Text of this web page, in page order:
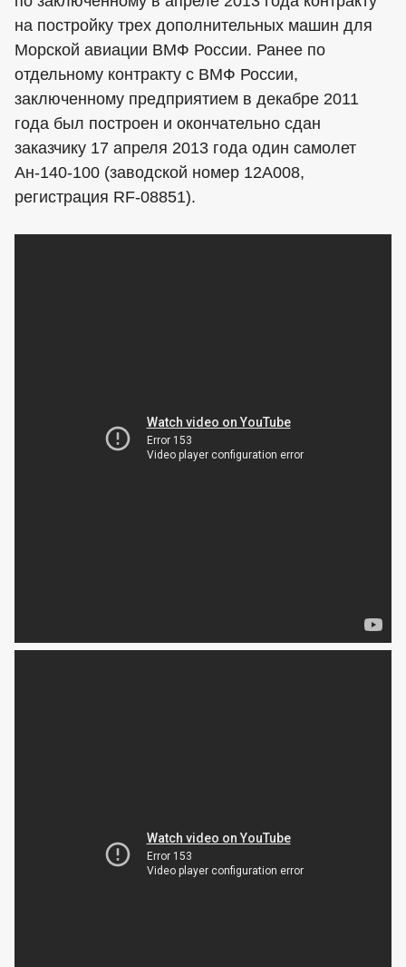
на постройку трех дополнительных машин для
Морской авиации ВМФ России. Ранее по
отдельному контракту с ВМФ России,
заключенному предприятием в декабре 2011
года был построен и окончательно сдан
заказчику 17 апреля 2013 года один самолет
Ан-140-100 (заводской номер 12А008,
регистрация RF-08851).